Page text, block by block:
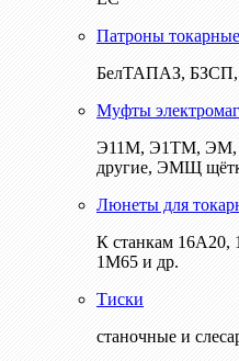
Патроны токарные
БелТАПАЗ, БЗСП,
Муфты
Э11М, Э1ТМ, ЭМ,
другие, ЭМЩ
Люнеты для
К станкам
1М65 и др.
Тиски
станочные и